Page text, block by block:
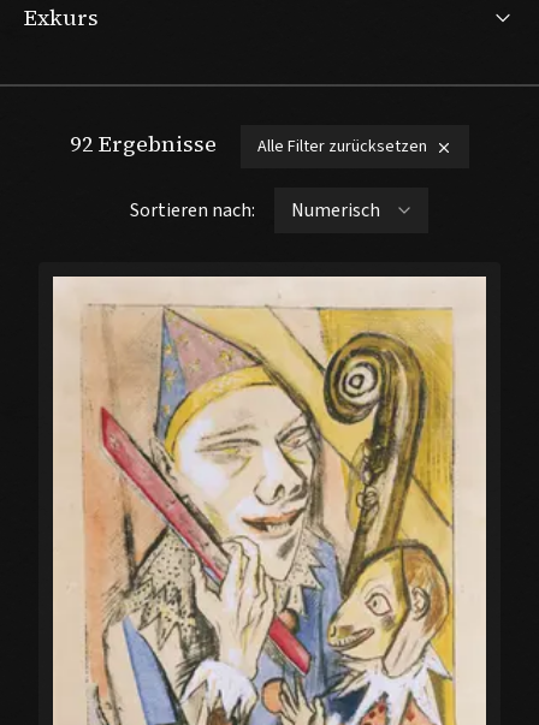
Exkurs
92 Ergebnisse Alle Filter zurücksetzen
Sortieren nach: